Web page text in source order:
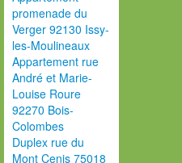
promenade du
Verger 92130 Issy-
les-Moulineaux
Appartement rue
André et Marie-
Louise Roure
92270 Bois-
Colombes
Duplex rue du
Mont Cenis 75018